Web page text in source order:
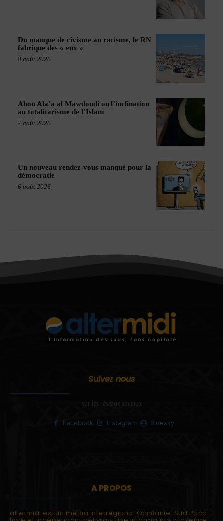
Du manque de civisme au racisme, le RN
fabrique des « eux »
8 août 2026
Abou Ala’a al Mawdoudi ou l’inclination
au totalitarisme de l’Islam
7 août 2026
Un nouveau rendez-vous manqué pour la
démocratie
6 août 2026
Suivez nous
sur les réseaux sociaux
Facebook Instagram Bluesky
A PROPOS
altermidi est un média interrégional Occitanie-Sud Paca